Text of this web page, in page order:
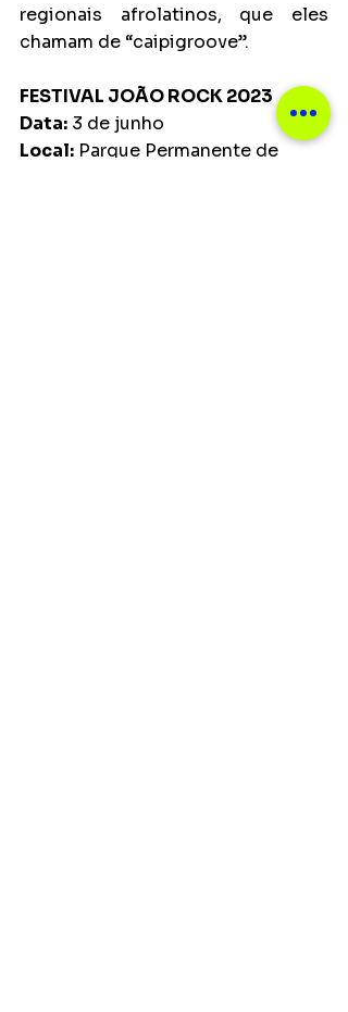
regionais afrolatinos, que eles
chamam de “caipigroove”.
FESTIVAL JOÃO ROCK 2023
Data: 3 de junho
Local: Parque Permanente de